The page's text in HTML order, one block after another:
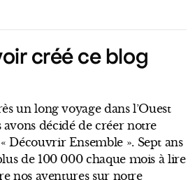
créé ce blog
un long voyage dans l’Ouest
décidé de créer notre
Découvrir Ensemble ». Sept ans
de 100 000 chaque mois à lire
nos aventures sur notre